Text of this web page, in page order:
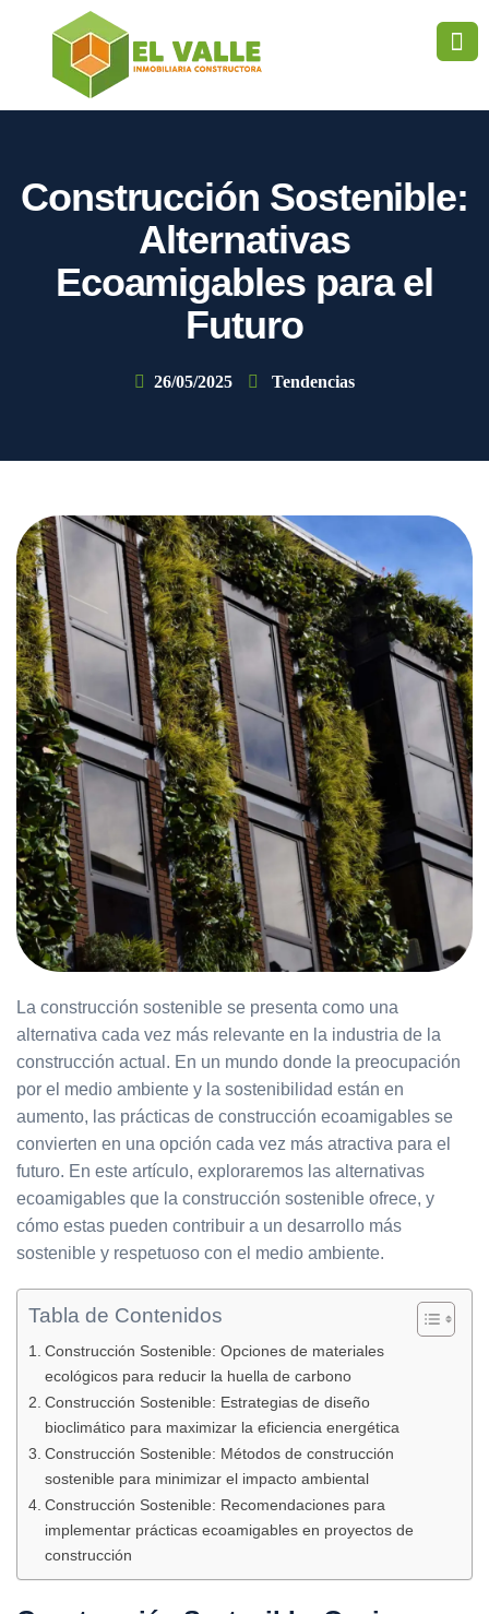
Construcción Sostenible:
Alternativas
Ecoamigables para el
Futuro
26/05/2025 Tendencias
La construcción sostenible se presenta como una
alternativa cada vez más relevante en la industria de la
construcción actual. En un mundo donde la preocupación
por el medio ambiente y la sostenibilidad están en
aumento, las prácticas de construcción ecoamigables se
convierten en una opción cada vez más atractiva para el
futuro. En este artículo, exploraremos las alternativas
ecoamigables que la construcción sostenible ofrece, y
cómo estas pueden contribuir a un desarrollo más
sostenible y respetuoso con el medio ambiente.
Tabla de Contenidos
Construcción Sostenible: Opciones de materiales
ecológicos para reducir la huella de carbono
Construcción Sostenible: Estrategias de diseño
bioclimático para maximizar la eficiencia energética
Construcción Sostenible: Métodos de construcción
sostenible para minimizar el impacto ambiental
Construcción Sostenible: Recomendaciones para
implementar prácticas ecoamigables en proyectos de
construcción